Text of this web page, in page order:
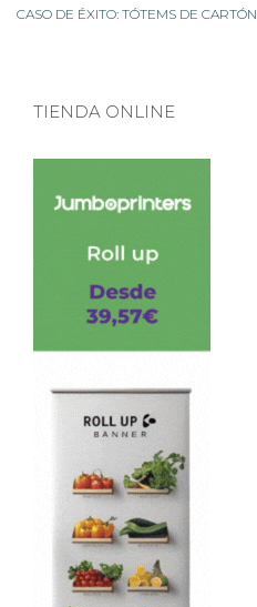
CASO DE ÉXITO: TÓTEMS DE CARTÓN
TIENDA ONLINE